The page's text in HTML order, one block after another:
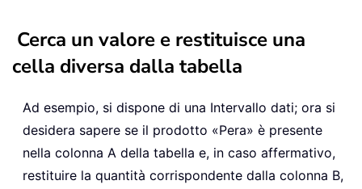
Cerca un valore e restituisce una
cella diversa dalla tabella
Ad esempio, si dispone di una Intervallo dati; ora si
desidera sapere se il prodotto «Pera» è presente
nella colonna A della tabella e, in caso affermativo,
restituire la quantità corrispondente dalla colonna B,